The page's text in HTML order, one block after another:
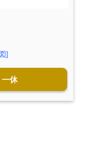
]
一休